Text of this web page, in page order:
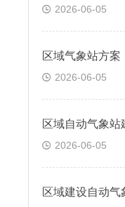
2026-06-05
2026-06-05
2026-06-05